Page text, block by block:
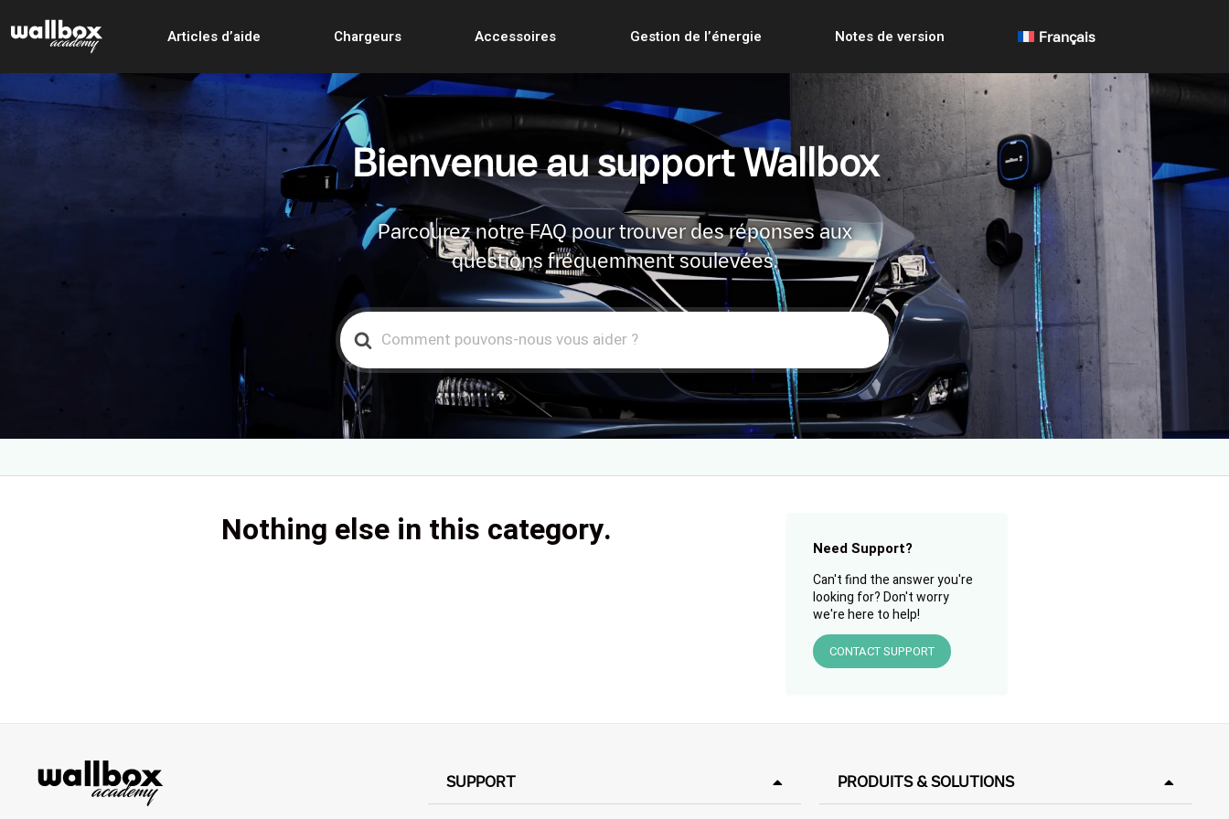
Articles d’aide Chargeurs Accessoires Gestion de l’énergie Notes de version Français
Bienvenue au support Wallbox
Parcourez notre FAQ pour trouver des réponses aux
questions fréquemment soulevées.
Search
For
Nothing else in this category. Need Support?
Can't find the answer you're
looking for? Don't worry
we're here to help!
CONTACT SUPPORT
SUPPORT PRODUITS & SOLUTIONS